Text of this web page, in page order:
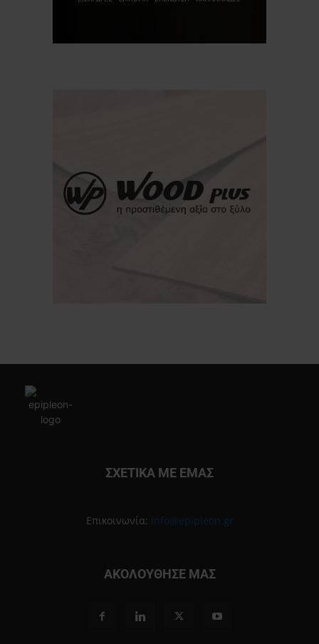
ΣΧΕΤΙΚΑ ΜΕ ΕΜΑΣ
Επικοινωνία: info@epipleon.gr
ΑΚΟΛΟΥΘΗΣΕ ΜΑΣ